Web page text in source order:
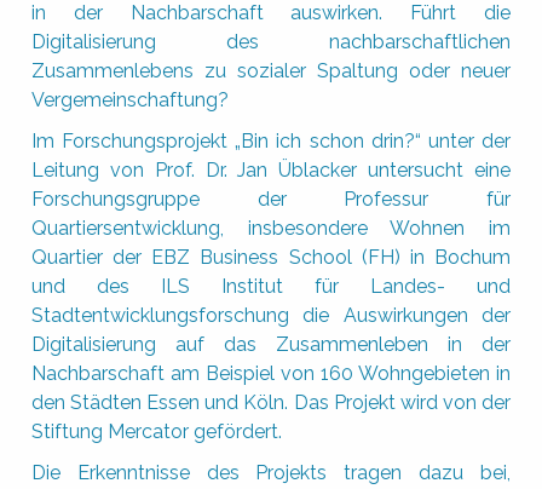
in der Nachbarschaft auswirken. Führt die
Digitalisierung des nachbarschaftlichen
Zusammenlebens zu sozialer Spaltung oder neuer
Vergemeinschaftung?
Im Forschungsprojekt „Bin ich schon drin?“ unter der
Leitung von Prof. Dr. Jan Üblacker untersucht eine
Forschungsgruppe der Professur für
Quartiersentwicklung, insbesondere Wohnen im
Quartier der EBZ Business School (FH) in Bochum
und des ILS Institut für Landes- und
Stadtentwicklungsforschung die Auswirkungen der
Digitalisierung auf das Zusammenleben in der
Nachbarschaft am Beispiel von 160 Wohngebieten in
den Städten Essen und Köln. Das Projekt wird von der
Stiftung Mercator gefördert.
Die Erkenntnisse des Projekts tragen dazu bei,